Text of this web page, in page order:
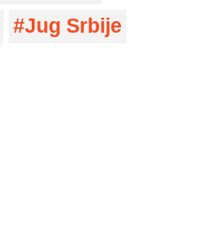
Jug Srbije